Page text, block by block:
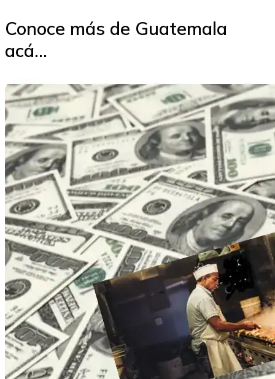
Conoce más de Guatemala
acá...